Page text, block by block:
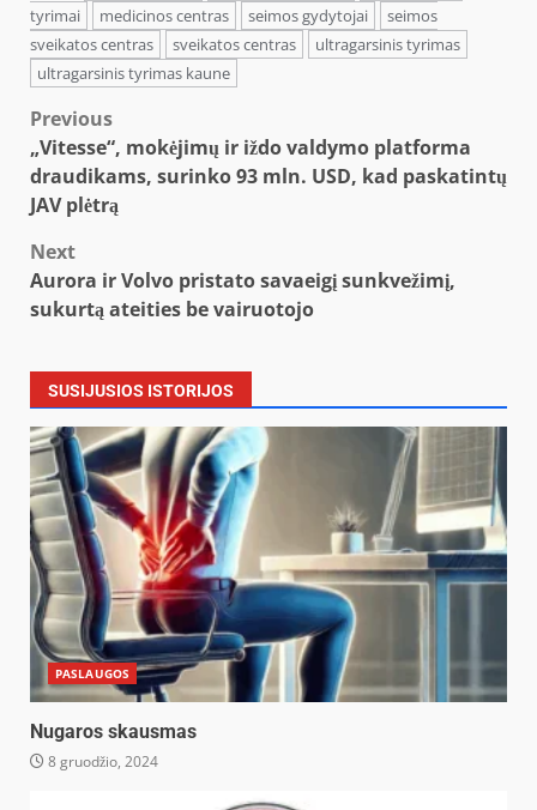
tyrimai
medicinos centras seimos gydytojai
seimos
sveikatos centras
sveikatos centras
ultragarsinis tyrimas
ultragarsinis tyrimas kaune
Post
navigation
Previous
„Vitesse“, mokėjimų ir iždo valdymo platforma
draudikams, surinko 93 mln. USD, kad paskatintų
JAV plėtrą
Next
Aurora ir Volvo pristato savaeigį sunkvežimį,
sukurtą ateities be vairuotojo
SUSIJUSIOS ISTORIJOS
PASLAUGOS
Nugaros skausmas
8 gruodžio, 2024